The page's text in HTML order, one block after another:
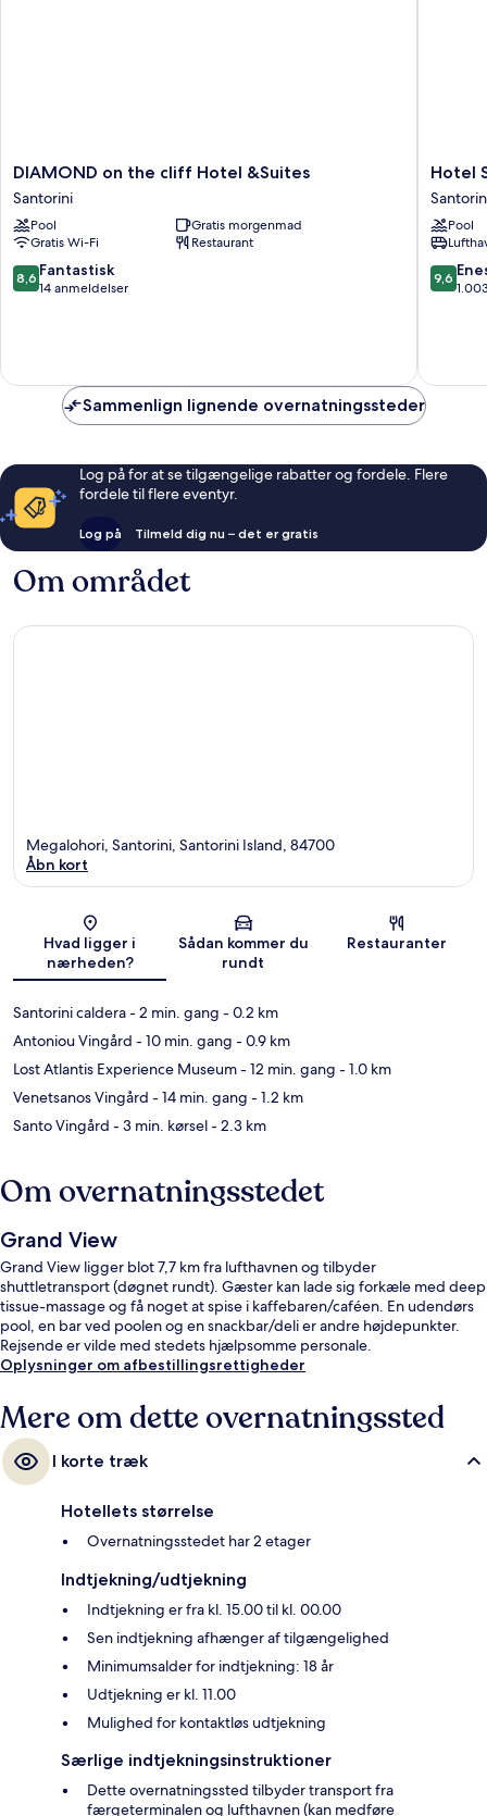
DIAMOND
on
the
cliff
Hotel
&Suites
Santorini
DIAMOND on the cliff Hotel &Suites
Santorini
Pool
Gratis morgenmad
Gratis Wi-Fi
Restaurant
8.6
ud
anmeldelser
8,6 Fantastisk
14 anmeldelser
Hotel
Sunny
Villas
Hotel
Pool
9.6
ud
9,6
Sammenlign lignende overnatningssteder
Log på for at se tilgængelige rabatter og fordele. Flere
fordele til flere eventyr.
Log på Tilmeld dig nu – det er gratis
Om området
Kort
Megalohori, Santorini, Santorini Island, 84700
Åbn kort
Hvad ligger i
nærheden?
Sådan kommer du
rundt
Restauranter
Santorini caldera- 2 min. gang - 0.2 km
Antoniou Vingård - 10 min. gang - 0.9 km
Lost Atlantis Experience Museum- 12 min. gang - 1.0 km
Venetsanos Vingård - 14 min. gang - 1.2 km
Santo Vingård - 3 min. kørsel- 2.3 km
Om overnatningsstedet
Grand View
Grand View ligger blot 7,7 km fra lufthavnen og tilbyder
shuttletransport (døgnet rundt). Gæster kan lade sig forkæle med deep
tissue-massage og få noget at spise i kaffebaren/caféen. En udendørs
pool, en bar ved poolen og en snackbar/deli er andre højdepunkter.
Rejsende er vilde med stedets hjælpsomme personale.
Oplysninger om afbestillingsrettigheder
Mere om dette overnatningssted
I korte træk
Hotellets størrelse
Overnatningsstedet har 2 etager
Indtjekning/udtjekning
Indtjekning er fra kl. 15.00 til kl. 00.00
Sen indtjekning afhænger af tilgængelighed
Minimumsalder for indtjekning: 18 år
Udtjekning er kl. 11.00
Mulighed for kontaktløs udtjekning
Særlige indtjekningsinstruktioner
Dette overnatningssted tilbyder transport fra
færgeterminalen og lufthavnen (kan medføre